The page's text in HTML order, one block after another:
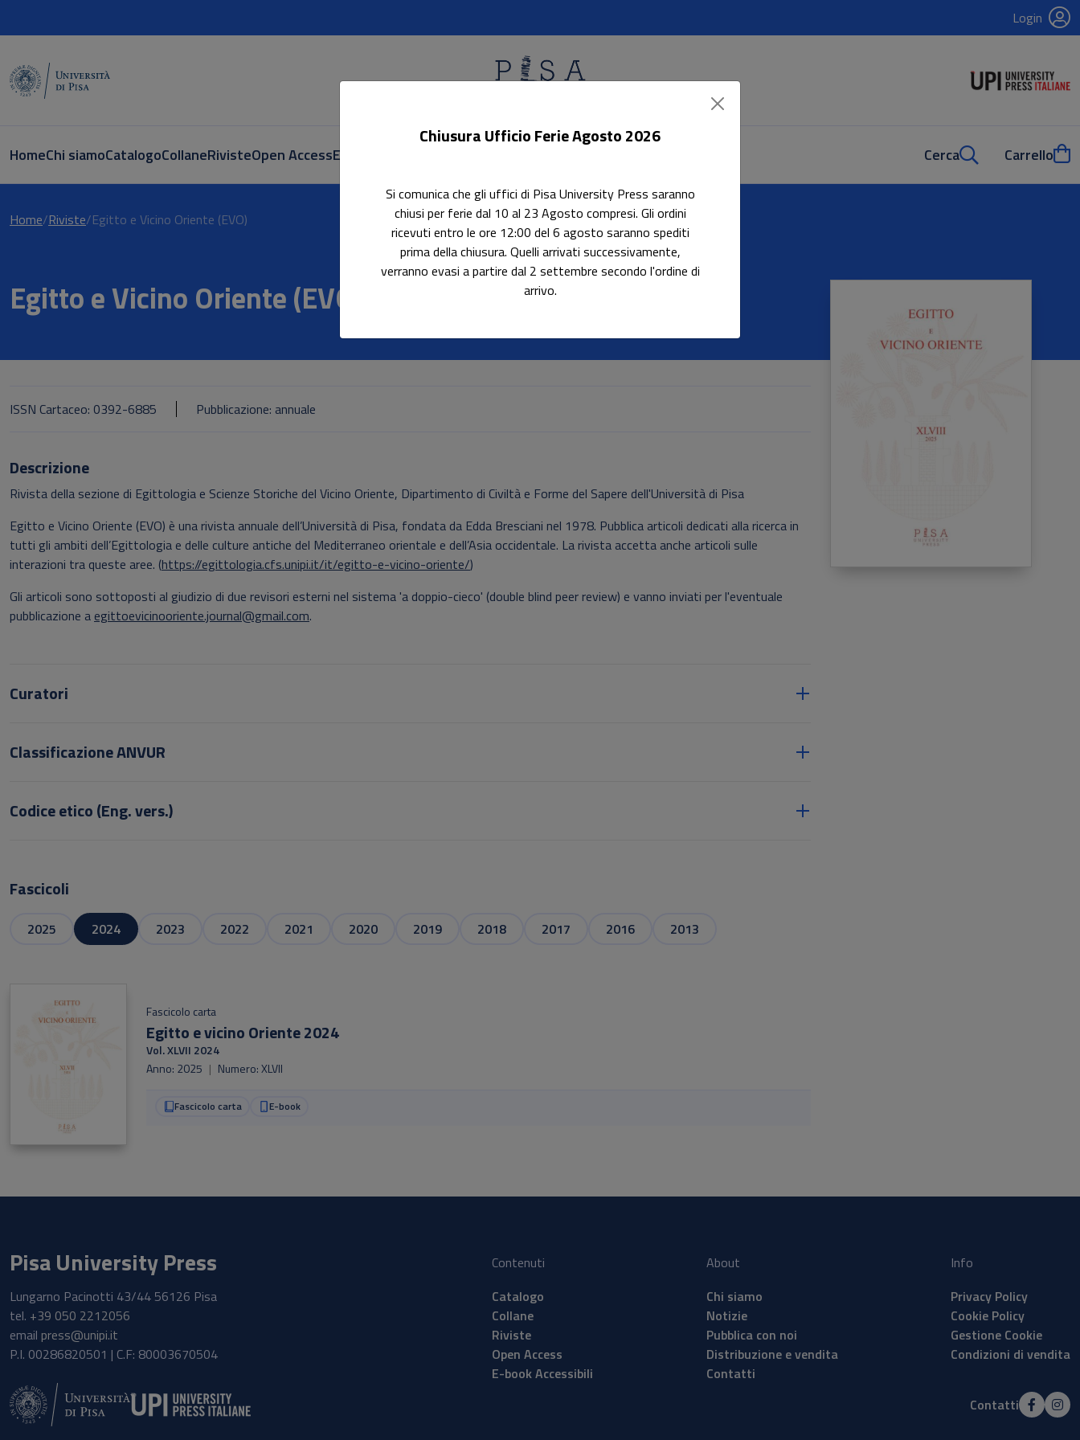
Login
HomeChi siamoCatalogoCollaneRivisteOpen AccessE-book Accessibili Cerca Carrello
Home Riviste Egitto e Vicino Oriente (EVO)
Egitto e Vicino Oriente (EVO)
ISSN Cartaceo: 0392-6885 Pubblicazione: annuale
Descrizione
Rivista della sezione di Egittologia e Scienze Storiche del Vicino Oriente, Dipartimento di Civiltà e Forme del Sapere dell'Università di Pisa
Egitto e Vicino Oriente (EVO) è una rivista annuale dell’Università di Pisa, fondata da Edda Bresciani nel 1978. Pubblica articoli dedicati alla ricerca in
tutti gli ambiti dell’Egittologia e delle culture antiche del Mediterraneo orientale e dell’Asia occidentale. La rivista accetta anche articoli sulle
interazioni tra queste aree. (https://egittologia.cfs.unipi.it/it/egitto-e-vicino-oriente/)
Gli articoli sono sottoposti al giudizio di due revisori esterni nel sistema 'a doppio-cieco' (double blind peer review) e vanno inviati per l'eventuale
pubblicazione a egittoevicinooriente.journal@gmail.com.
Curatori
Classificazione ANVUR
Codice etico (Eng. vers.)
Fascicoli
2025 2024 2023 2022 2021 2020 2019 2018 2017 2016 2013
Fascicolo carta
Egitto e vicino Oriente 2024
Vol. XLVII 2024
Anno: 2025 | Numero: XLVII
Fascicolo carta E-book
Pisa University Press
Lungarno Pacinotti 43/44 56126 Pisa
tel. +39 050 2212056
email press@unipi.it
P.I. 00286820501 | C.F: 80003670504
Contenuti
Catalogo
Collane
Riviste
Open Access
E-book Accessibili
About
Chi siamo
Notizie
Pubblica con noi
Distribuzione e vendita
Contatti
Info
Privacy Policy
Cookie Policy
Gestione Cookie
Condizioni di vendita
Contatti
Chiusura Ufficio Ferie Agosto 2026
Si comunica che gli uffici di Pisa University Press saranno
chiusi per ferie dal 10 al 23 Agosto compresi. Gli ordini
ricevuti entro le ore 12:00 del 6 agosto saranno spediti
prima della chiusura. Quelli arrivati successivamente,
verranno evasi a partire dal 2 settembre secondo l'ordine di
arrivo.